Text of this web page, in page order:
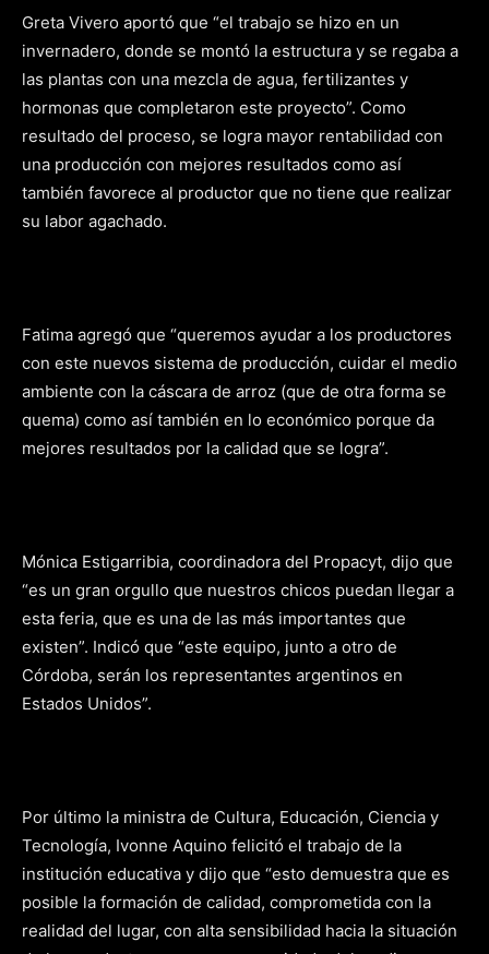
Greta Vivero aportó que “el trabajo se hizo en un
invernadero, donde se montó la estructura y se regaba a
las plantas con una mezcla de agua, fertilizantes y
hormonas que completaron este proyecto”. Como
resultado del proceso, se logra mayor rentabilidad con
una producción con mejores resultados como así
también favorece al productor que no tiene que realizar
su labor agachado.
Fatima agregó que “queremos ayudar a los productores
con este nuevos sistema de producción, cuidar el medio
ambiente con la cáscara de arroz (que de otra forma se
quema) como así también en lo económico porque da
mejores resultados por la calidad que se logra”.
Mónica Estigarribia, coordinadora del Propacyt, dijo que
“es un gran orgullo que nuestros chicos puedan llegar a
esta feria, que es una de las más importantes que
existen”. Indicó que “este equipo, junto a otro de
Córdoba, serán los representantes argentinos en
Estados Unidos”.
Por último la ministra de Cultura, Educación, Ciencia y
Tecnología, Ivonne Aquino felicitó el trabajo de la
institución educativa y dijo que “esto demuestra que es
posible la formación de calidad, comprometida con la
realidad del lugar, con alta sensibilidad hacia la situación